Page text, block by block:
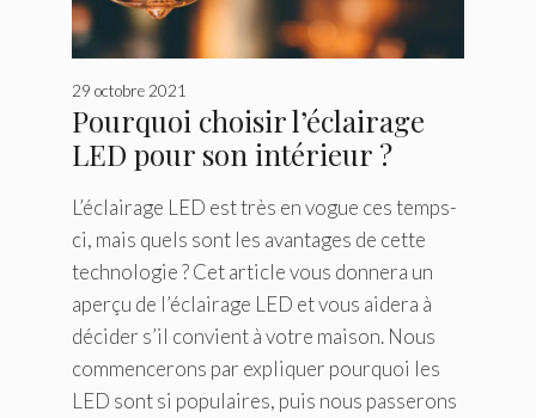
Pourquoi choisir l’éclairage
LED pour son intérieur ?
29 octobre 2021
L’éclairage LED est très en vogue ces temps-
ci, mais quels sont les avantages de cette
technologie ? Cet article vous donnera un
aperçu de l’éclairage LED et vous aidera à
décider s’il convient à votre maison. Nous
commencerons par expliquer pourquoi les
LED sont si populaires, puis nous passerons